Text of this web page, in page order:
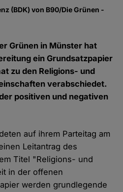
(BDK) von B90/Die Grünen -
Grünen in Münster hat
ein Grundsatzpapier
zu den Religions- und
verabschiedet.
positiven und negativen
auf ihrem Parteitag am
Leitantrag des
Titel "Religions- und
in der offenen
werden grundlegende